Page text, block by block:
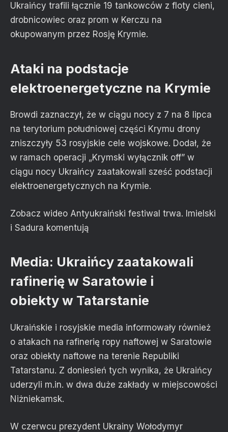
Ukraińcy trafili łącznie 19 tankowców z floty cieni,
drobnicowiec oraz prom w Kerczu na
okupowanym przez Rosję Krymie.
Ataki na podstacje
elektroenergetyczne na Krymie
Browdi zaznaczył, że w ciągu nocy z 7 na 8 lipca
na terytorium południowej części Krymu drony
zniszczyły 53 rosyjskie cele wojskowe. Dodał, że
w ramach operacji „Krymski wyłącznik off” w
ciągu nocy Ukraińcy zaatakowali sześć podstacji
elektroenergetycznych na Krymie.
Zobacz wideo Antyukraiński festiwal trwa. Imielski
i Sadura komentują
Media: Ukraińcy zaatakowali
rafinerię w Saratowie i
obiekty w Tatarstanie
Ukraińskie i rosyjskie media informowały również
o atakach na rafinerię ropy naftowej w Saratowie
oraz obiekty naftowe na terenie Republiki
Tatarstanu. Z doniesień tych wynika, że Ukraińcy
uderzyli m.in. w dwa duże zakłady w miejscowości
Niżniekamsk.
W czerwcu prezydent Ukrainy Wołodymyr